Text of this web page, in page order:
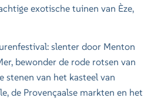
exotische tuinen van Èze,
slenter door Menton
bewonder de rode rotsen van
stenen van het kasteel van
de Provençaalse markten en het